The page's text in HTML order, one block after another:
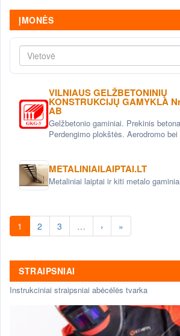
ĮMONĖS
Vietovė
VILNIAUS GELŽBETONINIŲ
KONSTRUKCIJŲ GAMYKLA
AB
Gelžbetonio gaminiai. Prekinis
Perdengimo plokštės. Aerodromo
METALINIAILAIPTAI.LT
Metaliniai laiptai ir kiti metalo gaminiai
1 2 3 … › »
STRAIPSNIAI
Instrukciniai straipsniai abėcėlės tvarka